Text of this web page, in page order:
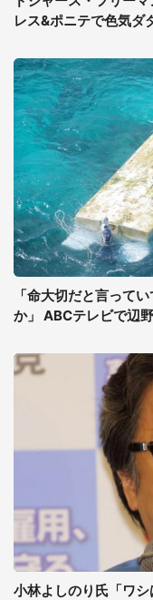
レス&ポニテで色気ダ
「命大切だと言って
か」 ABCテレビで辺
小林よしのり氏「ワ